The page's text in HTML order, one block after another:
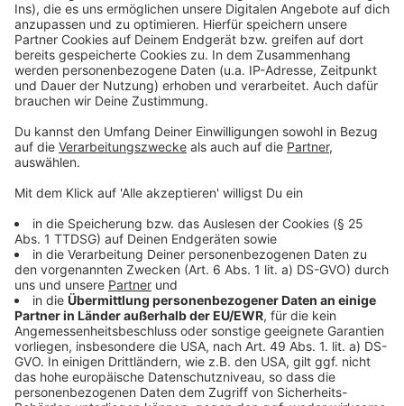
Mehr Nachrichten aus Leverkusen
Anzeige
Wieder Sperrung der Nobelstraße: Arbeiten an
Leverkusener Brücke
Große finanzielle Unterstützung für Karnevalszüge in
Premiere von "Kein Pardon" in Leverkusen
Anzeige